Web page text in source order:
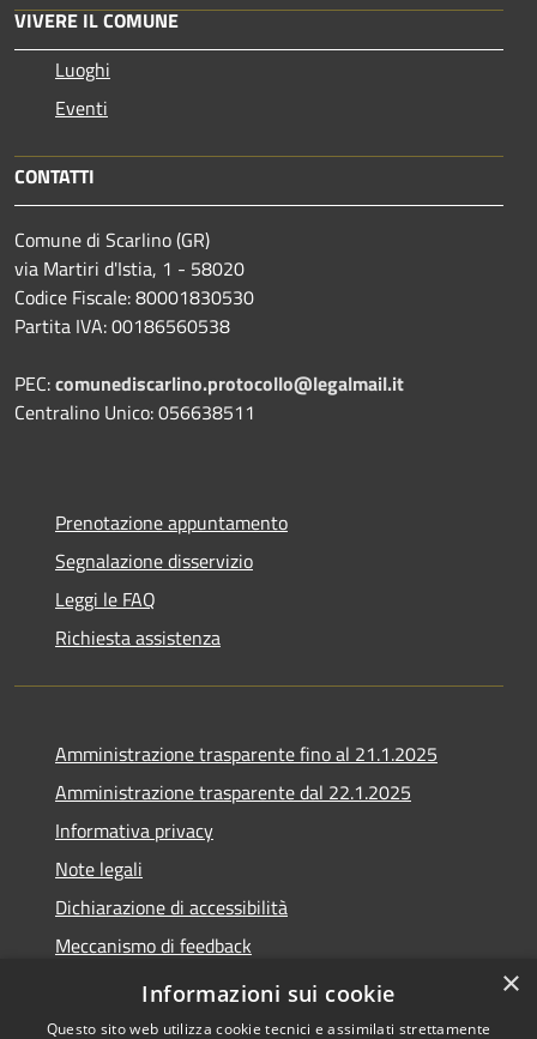
VIVERE IL COMUNE
Luoghi
Eventi
CONTATTI
Comune di Scarlino (GR)
via Martiri d'Istia, 1 - 58020
Codice Fiscale: 80001830530
Partita IVA: 00186560538
PEC:comunediscarlino.protocollo@legalmail.it
Centralino Unico: 056638511
Prenotazione appuntamento
Segnalazione disservizio
Leggi le FAQ
Richiesta assistenza
Amministrazione trasparente fino al 21.1.2025
Amministrazione trasparente dal 22.1.2025
Informativa privacy
Note legali
Dichiarazione di accessibilità
Meccanismo di feedback
Whistleblowing
×
Informazioni sui cookie
Questo sito web utilizza cookie tecnici e assimilati strettamente